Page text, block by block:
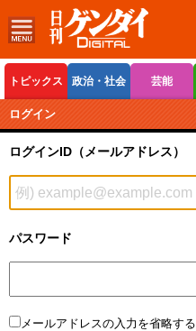
トピックス 政治・社会 芸能
ボートレース
ログイン
ログインID（メールアドレス）
パスワード
メールアドレスの入力を省略する